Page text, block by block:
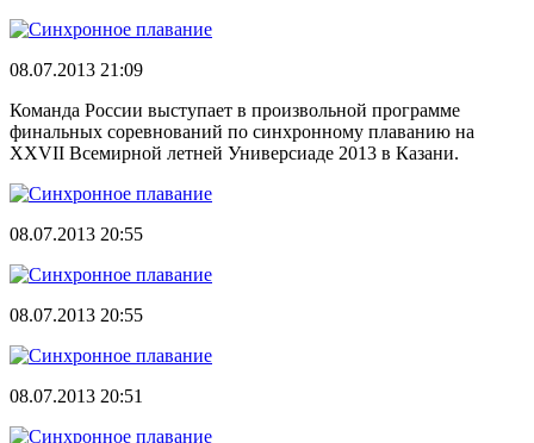
08.07.2013 21:09
Команда России выступает в произвольной программе
финальных соревнований по синхронному плаванию на
XXVII Всемирной летней Универсиаде 2013 в Казани.
08.07.2013 20:55
08.07.2013 20:55
08.07.2013 20:51